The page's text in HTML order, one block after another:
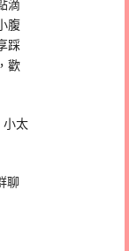
滴
腹
踩
歡
小太
聊